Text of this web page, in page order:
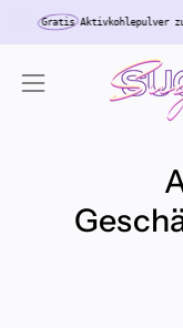
Inhalt
überspringen
GratisAktivkohlepulver
Navigationsmenü